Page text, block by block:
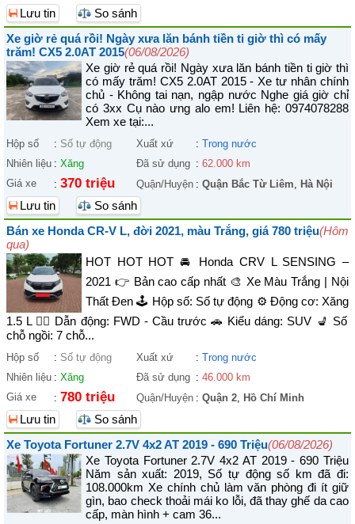
Lưu tin
So sánh
Xe giờ rẻ quá rồi! Ngày xưa lăn bánh tiền ti giờ thì có mấy
trăm! CX5 2.0AT 2015(06/08/2026)
Xe giờ rẻ quá rồi! Ngày xưa lăn bánh tiền ti giờ thì
có mấy trăm! CX5 2.0AT 2015 - Xe tư nhân chính
chủ - Không tai nạn, ngập nước Nghe giá giờ chỉ
có 3xx Cụ nào ưng alo em! Liên hệ: 0974078288
Xem xe tại:...
Hộp số : Số tự động Xuất xứ : Trong nước
Nhiên liệu : Xăng Đã sử dụng : 62.000 km
Giá xe
: 370 triệu Quận/Huyện : Quận Bắc Từ Liêm, Hà Nội
Lưu tin
So sánh
Bán xe Honda CR-V L, đời 2021, màu Trắng, giá 780 triệu(Hôm
qua)
HOT HOT HOT 🚘 Honda CRV L SENSING –
2021 👉 Bản cao cấp nhất 🎨 Xe Màu Trắng | Nội
Thất Đen 🕹️ Hộp số: Số tự động ⚙️ Động cơ: Xăng
1.5 L 🚴‍♀️ Dẫn động: FWD - Cầu trước 🚗 Kiểu dáng: SUV 💺 Số
chỗ ngồi: 7 chỗ...
Hộp số : Số tự động Xuất xứ : Trong nước
Nhiên liệu : Xăng Đã sử dụng : 46.000 km
Giá xe
: 780 triệu Quận/Huyện : Quận 2, Hồ Chí Minh
Lưu tin
So sánh
Xe Toyota Fortuner 2.7V 4x2 AT 2019 - 690 Triệu(06/08/2026)
Xe Toyota Fortuner 2.7V 4x2 AT 2019 - 690 Triệu
Năm sản xuất: 2019, Số tự động số km đã đi:
108.000km Xe chính chủ làm văn phòng đi ít giữ
gìn, bao check thoải mái ko lỗi, đã thay ghế da cao
cấp, màn hình + cam 36...